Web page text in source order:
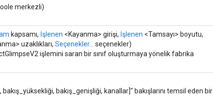
merkezli)
kapsamı, İşlenen <Kayanma> girişi, İşlenen <Tamsayı> boyutu,
uzaklıkları, Seçenekler...
seçenekler)
işlemini saran bir sınıf oluşturmaya yönelik fabrika
bakış_genişliği, kanallar]" bakışlarını temsil eden bir